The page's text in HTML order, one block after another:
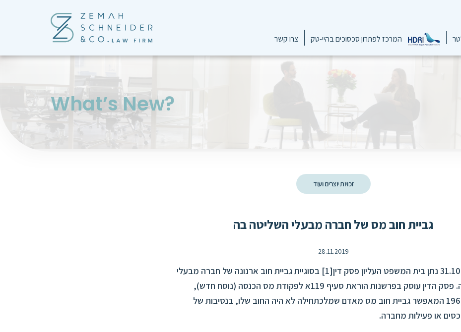
המרכז לפתרון סכסוכים בהיי-טק צרו קשר
?What’s New
זכויות יוצרים ועוד
גביית חוב מס של חברה מבעלי השליטה בה
28.11.2019
[1]
בסוגיית גביית חוב ארנונה של חברה מבעלי
השליטה בה. פסק הדין עוסק בפרשנות הוראת סעיף 119א לפקודת מס הכנסה (נוסח חדש),
התשכ"א-1961 המאפשר גביית חוב מס מאדם שמלכתחילה לא היה החוב שלו, בנסיבות של
או פעילות מחברה.